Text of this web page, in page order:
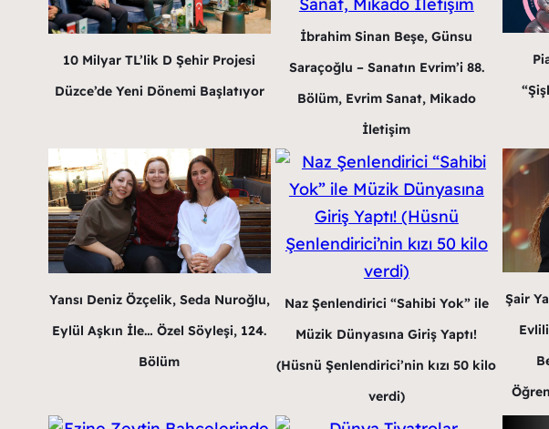
10 Milyar TL’lik D Şehir Projesi
Düzce’de Yeni Dönemi Başlatıyor
İbrahim Sinan Beşe, Günsu
Saraçoğlu – Sanatın Evrim’i 88.
Bölüm, Evrim Sanat, Mikado
İletişim
Yansı Deniz Özçelik, Seda Nuroğlu,
Eylül Aşkın İle… Özel Söyleşi, 124.
Bölüm
Naz Şenlendirici “Sahibi Yok” ile
Müzik Dünyasına Giriş Yaptı!
(Hüsnü Şenlendirici’nin kızı 50 kilo
verdi)
Şair